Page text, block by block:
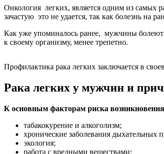
Онкология легких, является одним из самых
зачастую это не удается, так как болезнь на
Как уже упоминалось ранее, мужчины болеют
к своему организму, менее трепетно.
Профилактика рака легких заключается в
Рака легких у мужчин и
К основным факторам риска возникновения
табакокурение и алкоголизм;
хронические заболевания дыхательных
экология;
работа с вредными веществами;